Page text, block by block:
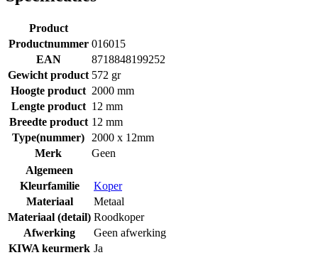
Product
Productnummer 016015
EAN
8718848199252
Gewicht product 572 gr
Hoogte product 2000 mm
Lengte product 12 mm
Breedte product 12 mm
Type(nummer)
2000 x 12mm
Merk
Geen
Algemeen
Kleurfamilie
Koper
Materiaal
Metaal
Materiaal (detail) Roodkoper
Afwerking
Geen afwerking
KIWA keurmerk Ja